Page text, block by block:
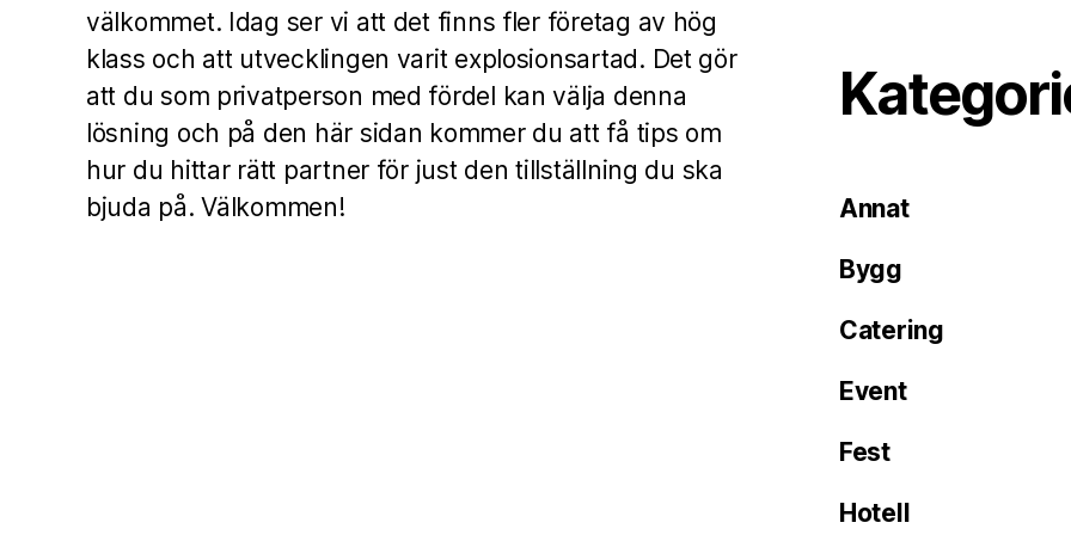
välkommet. Idag ser vi att det finns fler företag av hög
klass och att utvecklingen varit explosionsartad. Det gör
att du som privatperson med fördel kan välja denna
lösning och på den här sidan kommer du att få tips om
hur du hittar rätt partner för just den tillställning du ska
bjuda på. Välkommen!
Annat
Bygg
Catering
Event
Fest
Hotell